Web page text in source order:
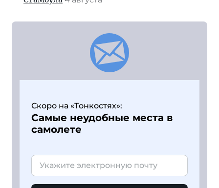
Скоро на «Тонкостях»:
Самые неудобные места в
самолете